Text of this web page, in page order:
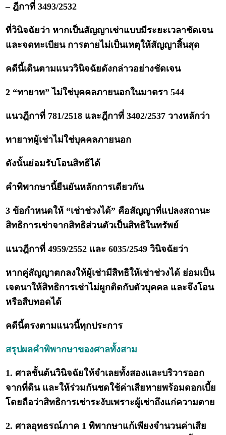
– ฎีกาที่ 3493/2532
ที่วินิจฉัยว่า หากเป็นสัญญาเช่าแบบมีระยะเวลาชัดเจน
และจดทะเบียน การตายไม่เป็นเหตุให้สัญญาสิ้นสุด
คดีนี้เดินตามแนววินิจฉัยดังกล่าวอย่างชัดเจน
2 “ทายาท” ไม่ใช่บุคคลภายนอกในมาตรา 544
แนวฎีกาที่ 781/2518 และฎีกาที่ 3402/2537 วางหลักว่า
ทายาทผู้เช่าไม่ใช่บุคคลภายนอก
ดังนั้นย่อมรับโอนสิทธิได้
คำพิพากษานี้ยืนยันหลักการเดียวกัน
3 ข้อกำหนดให้ “เช่าช่วงได้” คือสัญญาที่แปลงสถานะ
สิทธิการเช่าจากสิทธิส่วนตัวเป็นสิทธิในทรัพย์
แนวฎีกาที่ 4959/2552 และ 6035/2549 วินิจฉัยว่า
หากคู่สัญญาตกลงให้ผู้เช่ามีสิทธิให้เช่าช่วงได้ ย่อมเป็น
เจตนาให้สิทธิการเช่าไม่ผูกติดกับตัวบุคคล และจึงโอน
หรือสืบทอดได้
คดีนี้ตรงตามแนวนี้ทุกประการ
สรุปผลคำพิพากษาของศาลทั้งสาม
1. ศาลชั้นต้นวินิจฉัยให้จำเลยทั้งสองและบริวารออก
จากที่ดิน และให้ร่วมกันชดใช้ค่าเสียหายพร้อมดอกเบี้ย
โดยถือว่าสิทธิการเช่าระงับเพราะผู้เช่าถึงแก่ความตาย
2. ศาลอุทธรณ์ภาค 1 พิพากษาแก้เพียงจำนวนค่าเสีย